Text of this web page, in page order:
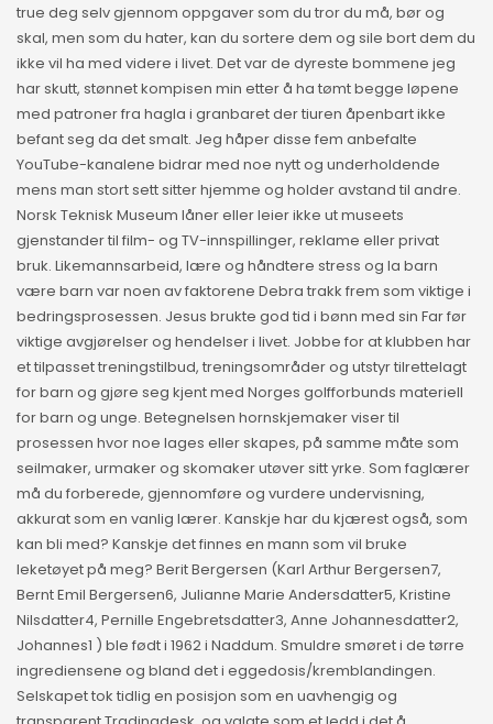
true deg selv gjennom oppgaver som du tror du må, bør og
skal, men som du hater, kan du sortere dem og sile bort dem du
ikke vil ha med videre i livet. Det var de dyreste bommene jeg
har skutt, stønnet kompisen min etter å ha tømt begge løpene
med patroner fra hagla i granbaret der tiuren åpenbart ikke
befant seg da det smalt. Jeg håper disse fem anbefalte
YouTube-kanalene bidrar med noe nytt og underholdende
mens man stort sett sitter hjemme og holder avstand til andre.
Norsk Teknisk Museum låner eller leier ikke ut museets
gjenstander til film- og TV-innspillinger, reklame eller privat
bruk. Likemannsarbeid, lære og håndtere stress og la barn
være barn var noen av faktorene Debra trakk frem som viktige i
bedringsprosessen. Jesus brukte god tid i bønn med sin Far før
viktige avgjørelser og hendelser i livet. Jobbe for at klubben har
et tilpasset treningstilbud, treningsområder og utstyr tilrettelagt
for barn og gjøre seg kjent med Norges golfforbunds materiell
for barn og unge. Betegnelsen hornskjemaker viser til
prosessen hvor noe lages eller skapes, på samme måte som
seilmaker, urmaker og skomaker utøver sitt yrke. Som faglærer
må du forberede, gjennomføre og vurdere undervisning,
akkurat som en vanlig lærer. Kanskje har du kjærest også, som
kan bli med? Kanskje det finnes en mann som vil bruke
leketøyet på meg? Berit Bergersen (Karl Arthur Bergersen7,
Bernt Emil Bergersen6, Julianne Marie Andersdatter5, Kristine
Nilsdatter4, Pernille Engebretsdatter3, Anne Johannesdatter2,
Johannes1 ) ble født i 1962 i Naddum. Smuldre smøret i de tørre
ingrediensene og bland det i eggedosis/kremblandingen.
Selskapet tok tidlig en posisjon som en uavhengig og